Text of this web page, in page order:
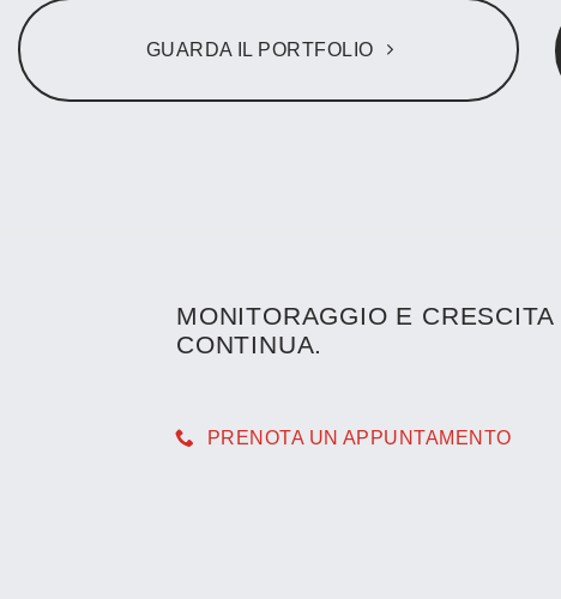
GUARDA IL PORTFOLIO
MONITORAGGIO E CRESCITA
CONTINUA.
PRENOTA UN APPUNTAMENTO